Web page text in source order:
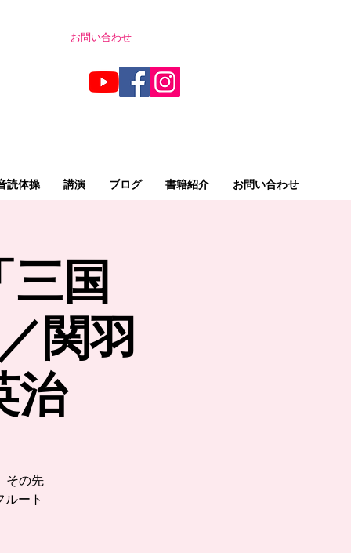
お問い合わせ
読体操 講演 ブログ 書籍紹介 お問い合わせ
三国
関羽
治
その先
ート